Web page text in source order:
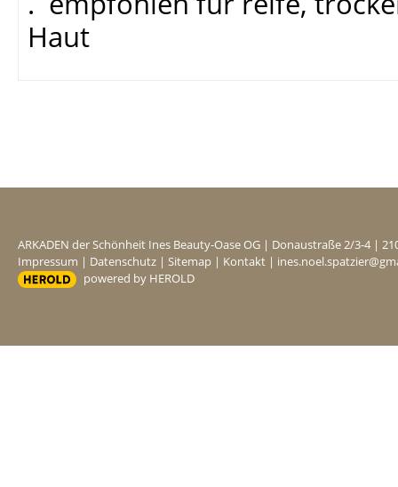
Haut
ARKADEN der Schönheit Ines Beauty-Oase OG | Donaustraße 2/3-4 |
Impressum | Datenschutz | Sitemap | Kontakt |
powered by HEROLD